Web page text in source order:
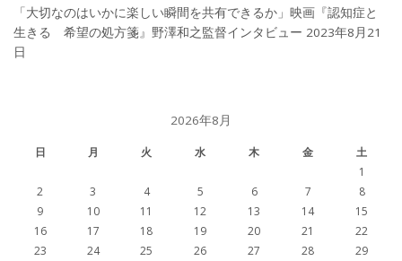
「大切なのはいかに楽しい瞬間を共有できるか」映画『認知症と
生きる 希望の処方箋』野澤和之監督インタビュー 2023年8月21
日
2026年8月
日 月 火 水 木 金
土
1
2
3 4 5 6 7
8
9
10 11 12 13 14
15
16
17 18 19 20 21
22
23
24 25 26 27 28
29